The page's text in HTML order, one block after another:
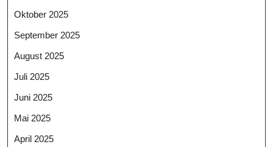
Oktober 2025
September 2025
August 2025
Juli 2025
Juni 2025
Mai 2025
April 2025